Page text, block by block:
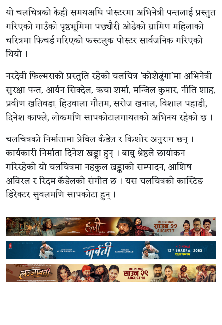
यो चलचित्रको केही समयअघि पोस्टरमा अभिनेत्री पन्तलाई प्रस्तुत
गरिएको गाउँको पृष्ठभूमिमा पछ्यौरी ओढेको ग्रामिण महिलाको
चरित्रमा फिचर्ड गरिएको फस्टलुक पोस्टर सार्वजनिक गरिएको
थियो ।
नरदेवी फिल्मसको प्रस्तुति रहेको चलचित्र ‘कोशेढुंगा’मा अभिनेत्री
सुरक्षा पन्त, आर्यन सिक्देल, ऋचा शर्मा, मन्जिल कुमार, नीति शाह,
प्रवीण खतिवडा, हिउवाला गौतम, सरोज खनाल, विशाल पहाडी,
दिनेश काफ्ले, लोकमणि सापकोटालगायतको अभिनय रहेको छ ।
चलचित्रको निर्मातामा प्रेविल कँडेल र किशोर अनुराग छन् ।
कार्यकारी निर्माता दिनेश खड्का हुन् । बाबु श्रेष्ठले छायांकन
गरिरहेको यो चलचित्रमा नहकुल खड्काको सम्पादन, आशिष
अविरल र रिदम कँडेलको संगीत छ । यस चलचित्रको कास्टिङ
डिरेक्टर सुवलमणि सापकोटा हुन् ।